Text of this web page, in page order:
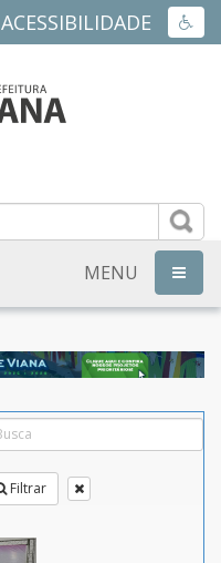
ACESSIBILIDADE
MENU
Filtrar